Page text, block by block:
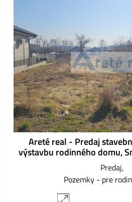
Areté real - Predaj
výstavbu rodinného domu,
Predaj
Pozemky - pre